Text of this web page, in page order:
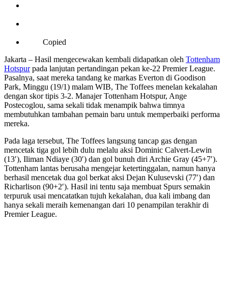
Copied
Jakarta – Hasil mengecewakan kembali didapatkan oleh Tottenham
Hotspurpada lanjutan pertandingan pekan ke-22 Premier League.
Pasalnya, saat mereka tandang ke markas Everton di Goodison
Park, Minggu (19/1) malam WIB, The Toffees menelan kekalahan
dengan skor tipis 3-2. Manajer Tottenham Hotspur, Ange
Postecoglou, sama sekali tidak menampik bahwa timnya
membutuhkan tambahan pemain baru untuk memperbaiki performa
mereka.
Pada laga tersebut, The Toffees langsung tancap gas dengan
mencetak tiga gol lebih dulu melalu aksi Dominic Calvert-Lewin
(13′), Iliman Ndiaye (30′) dan gol bunuh diri Archie Gray (45+7′).
Tottenham lantas berusaha mengejar ketertinggalan, namun hanya
berhasil mencetak dua gol berkat aksi Dejan Kulusevski (77′) dan
Richarlison (90+2′). Hasil ini tentu saja membuat Spurs semakin
terpuruk usai mencatatkan tujuh kekalahan, dua kali imbang dan
hanya sekali meraih kemenangan dari 10 penampilan terakhir di
Premier League.